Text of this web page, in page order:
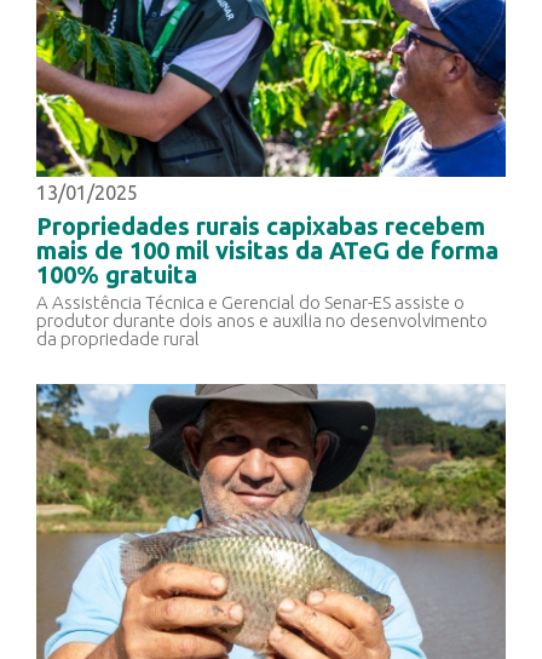
13/01/2025
Propriedades rurais capixabas recebem
mais de 100 mil visitas da ATeG de forma
100% gratuita
A Assistência Técnica e Gerencial do Senar-ES assiste o
produtor durante dois anos e auxilia no desenvolvimento
da propriedade rural